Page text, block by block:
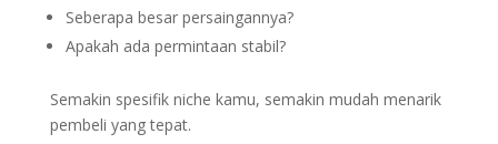
Seberapa besar persaingannya?
Apakah ada permintaan stabil?
Semakin spesifik niche kamu, semakin mudah menarik
pembeli yang tepat.